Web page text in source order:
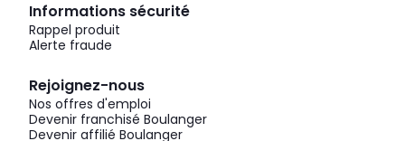
Informations sécurité
Rappel produit
Alerte fraude
Rejoignez-nous
Nos offres d'emploi
Devenir franchisé Boulanger
Devenir affilié Boulanger